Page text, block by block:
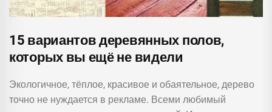
15 вариантов деревянных полов,
которых вы ещё не видели
Экологичное, тёплое, красивое и обаятельное, дерево
точно не нуждается в рекламе. Всеми любимый